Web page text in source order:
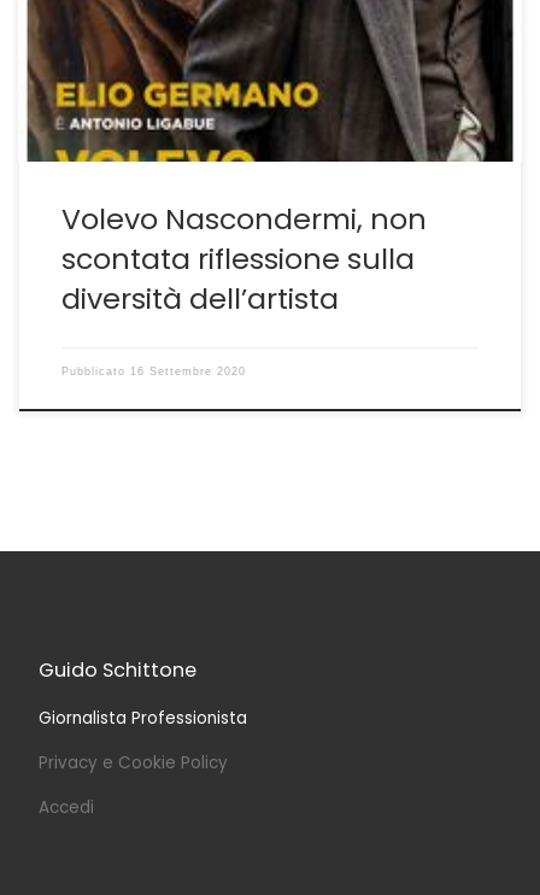
appena qualche riga. C’è il rischio agiografico
incombente o quello di una fredda biografia. Giorgio
Diritti dopo tre film importanti, due riuscitissimi(Il Vento
fa […]
Volevo Nascondermi, non
scontata riflessione sulla
diversità dell’artista
Pubblicato 16 Settembre 2020
Guido Schittone
Giornalista Professionista
Privacy e Cookie Policy
Accedi